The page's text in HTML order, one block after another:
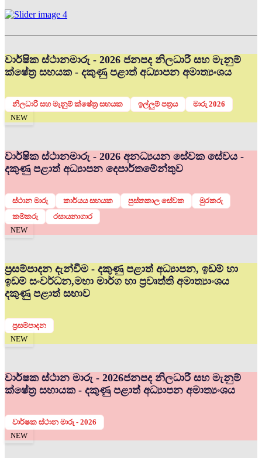
වාර්ෂික ස්ථානමාරු - 2026 ජනපද නිලධාරී සහ මැනුම්
ක්ෂේත්‍ර සහයක - දකුණු පළාත් අධ්‍යාපන අමාත්‍යංශය
නිලධාරි සහ මැනුම් ක්ෂේත්‍ර සහයක ඉල්ලුම් පත්‍රය
මාරු 2026
NEW
වාර්ෂික ස්ථානමාරු - 2026 අනධ්‍යයන සේවක සේවය -
දකුණු පළාත් අධ්‍යාපන දෙපාර්තමේන්තුව
ස්ථාන මාරු කාර්යය සහයක පුස්තකාල සේවක
මුරකරු
කම්කරු
රසායනාගාර
NEW
ප්‍රසම්පාදන දැන්වීම - දකුණු පළාත් අධ්‍යාපන, ඉඩම් හා
ඉඩම් සංවර්ධන,මහා මාර්ග හා ප්‍රවෘත්ති අමාත්‍යාංශය
දකුණු පළාත් සභාව
ප්‍රසම්පාදන
NEW
වාර්ෂක ස්ථාන මාරු - 2026ජනපද නිලධාරී සහ මැනුම්
ක්ෂේත්‍ර සහායක - දකුණු පළාත් අධ්‍යාපන අමාත්‍යංශය
වාර්ෂක ස්ථාන මාරු - 2026
NEW